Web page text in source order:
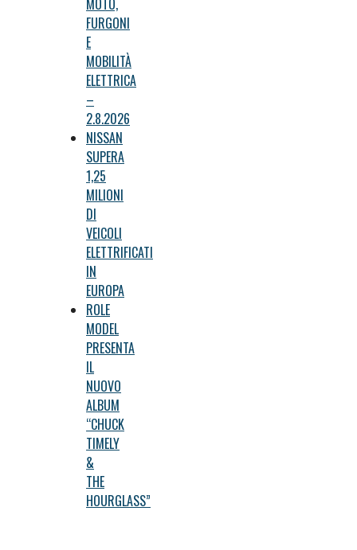
FURGONI
E
MOBILITÀ
ELETTRICA
–
2.8.2026
NISSAN
SUPERA
1,25
MILIONI
DI
VEICOLI
ELETTRIFICATI
IN
EUROPA
ROLE
MODEL
PRESENTA
IL
NUOVO
ALBUM
“CHUCK
TIMELY
&
THE
HOURGLASS”